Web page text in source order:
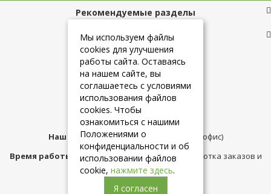
Рекомендуемые разделы
Полезные ссылки
+7 (925) 084-10-60
Наш адрес:Москва,ул.Плещеева д.12 (офис)
Время работы магазина:с 10:00 до 21:00 (обработка заказов и
консультация)
Мы используем файлы
cookies для улучшения
работы сайта. Оставаясь
на нашем сайте, вы
соглашаетесь с условиями
использования файлов
cookies. Чтобы
ознакомиться с нашими
Положениями о
конфиденциальности и об
использовании файлов
cookie, нажмите здесь.
Я согласен